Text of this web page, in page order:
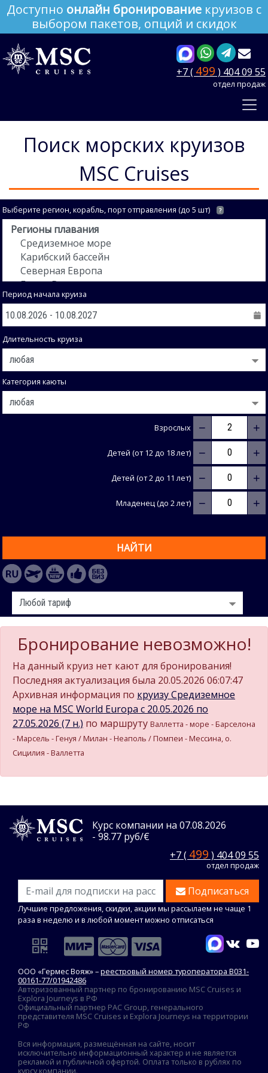
Доступно онлайн бронирование круизов с
выбором пакетов, опций и скидок
+7 ( 499 ) 404 09 55
отдел продаж
Поиск морских круизов
MSC Cruises
Выберите регион, корабль, порт отправления (до 5 шт) ?
Период начала круиза
Длительность круиза
Категория каюты
Взрослых − +
Детей (от 12 до 18 лет) − +
Детей (от 2 до 11 лет) − +
Младенец (до 2 лет) − +
НАЙТИ
Бронирование невозможно!
На данный круиз нет кают для бронирования!
Последняя актуализация была 20.05.2026 06:07:47
Архивная информация по круизу Средиземное
море на MSC World Europa c 20.05.2026 по
27.05.2026 (7 н.) по маршруту Валлетта - море - Барселона
- Марсель - Генуя / Милан - Неаполь / Помпеи - Мессина, о.
Сицилия - Валлетта
Курс компании на 07.08.2026
- 98.77 руб/€
+7 ( 499 ) 404 09 55
отдел продаж
Подписаться
Лучшие предложения, скидки, акции мы рассылаем не чаще 1
раза в неделю и в любой момент можно отписаться
ООО «Гермес Вояж» –реестровый номер туроператора В031-
00161-77/01942486
Авторизованный партнер по бронированию MSC Cruises и
Explora Journeys в РФ
Официальный партнер PAC Group, генерального
представителя MSC Cruises и Explora Journeys на территории
РФ
Вся информация, размещённая на сайте, носит
исключительно информационный характер и не является
рекламой и публичной офертой. Оплата только в рублях по
курсу компании.